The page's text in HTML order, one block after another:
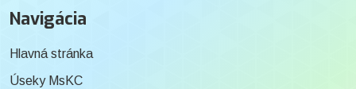
Navigácia
Hlavná stránka
Úseky MsKC